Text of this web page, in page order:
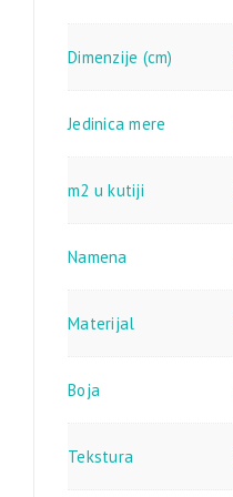
Dimenzije (cm)
Jedinica mere
m2 u kutiji
Namena
Materijal
Boja
Tekstura